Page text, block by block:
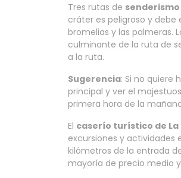
Tres rutas de senderismo
cráter es peligroso y debe
bromelias y las palmeras.
culminante de la ruta de
a la ruta.
Sugerencia: Si no quiere
principal y ver el
primera hora de la
El caserío turístico de
excursiones y actividades
kilómetros de la entrada
mayoría de precio medio